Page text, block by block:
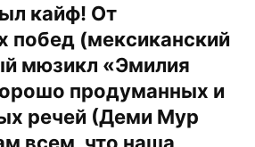
кайф! От
побед (мексиканский
мюзикл «Эмилия
продуманных и
речей (Деми Мур